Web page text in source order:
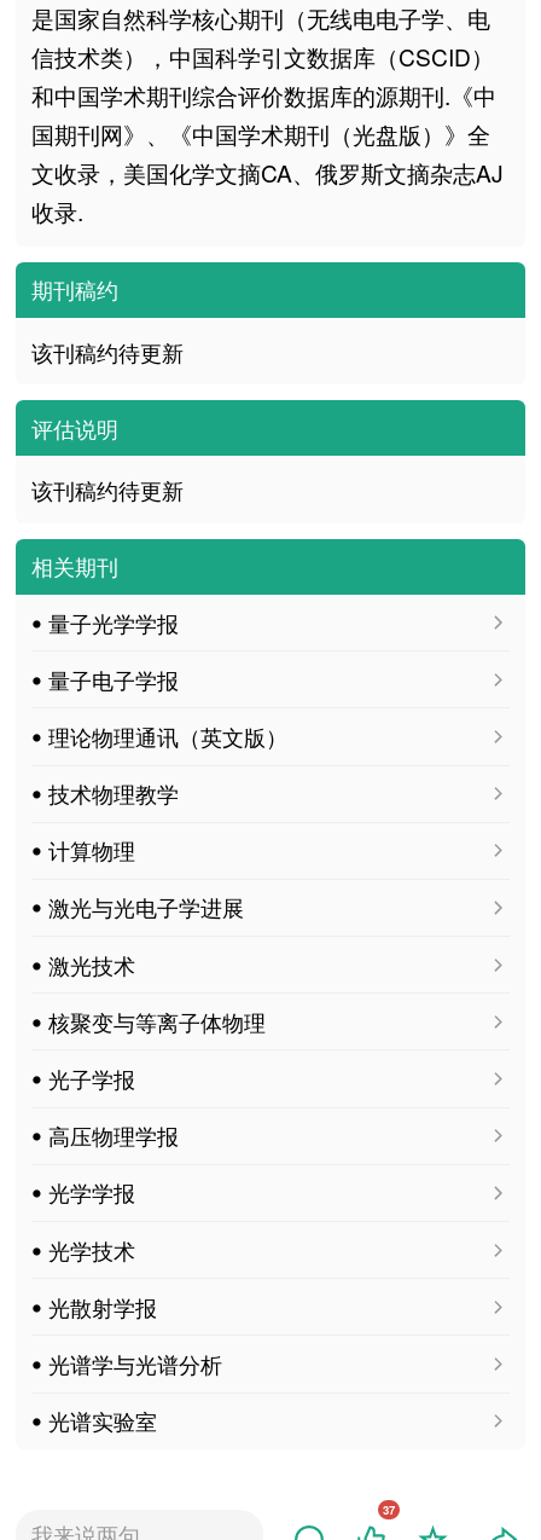
是国家自然科学核心期刊（无线电电子学、电
信技术类），中国科学引文数据库（CSCID）
和中国学术期刊综合评价数据库的源期刊.《中
国期刊网》、《中国学术期刊（光盘版）》全
文收录，美国化学文摘CA、俄罗斯文摘杂志AJ
收录.
期刊稿约
该刊稿约待更新
评估说明
该刊稿约待更新
相关期刊
ꔷ 量子光学学报
ꔷ 量子电子学报
ꔷ 理论物理通讯（英文版）
ꔷ 技术物理教学
ꔷ 计算物理
ꔷ 激光与光电子学进展
ꔷ 激光技术
ꔷ 核聚变与等离子体物理
ꔷ 光子学报
ꔷ 高压物理学报
ꔷ 光学学报
ꔷ 光学技术
ꔷ 光散射学报
ꔷ 光谱学与光谱分析
ꔷ 光谱实验室
37